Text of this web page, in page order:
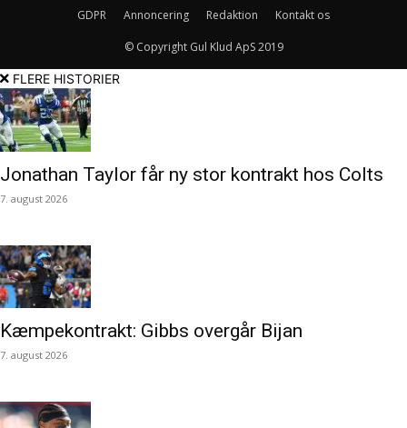
GDPR Annoncering Redaktion Kontakt os
© Copyright Gul Klud ApS 2019
FLERE HISTORIER
Jonathan Taylor får ny stor kontrakt hos Colts
7. august 2026
Kæmpekontrakt: Gibbs overgår Bijan
7. august 2026